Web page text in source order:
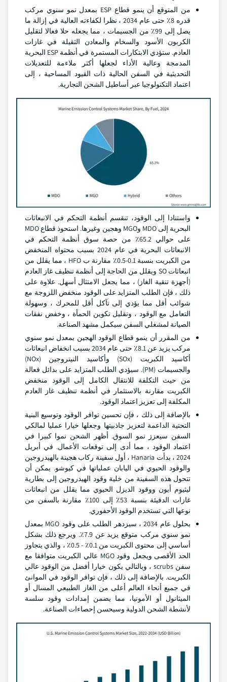
من المتوقع أن ينمو قطاع ESP بمعدل نمو سنوي مركب
قدره 8٪ حتى عام 2034 ، نظرا لكفاءته العالية في إزالة ما
يصل إلى 99٪ من الجسيمات ، مما يجعله حلا فعالا لتقليل
الكربون الأسود والسخام والمعادن الثقيلة في غازات
العادم. ستؤدي الابتكارات المستمرة في أنظمة ESP البحرية
المدمجة وعالية الأداء لجعلها أكثر ملاءمة للتعديلات
التحديثية في السفن الحالية ذات القيود المساحية ، إلى
اعتماد التكنولوجيا عبر أساطيل الشحن التجارية.
واستنادا إلى الوقود، تنقسم أنظمة التحكم في الانبعاثات
البحرية إلى MDO وMGO وهجين وغيرها. استحوذ قطاع MDO
على حوالي 65.2٪ من حصة سوق أنظمة التحكم في
الانبعاثات البحرية في عام 2024 بسبب محتواه المنخفض
من الكبريت بنسبة 0.1-0.5٪ مقارنة ب HFO ، مما يقلل من
انبعاثات SO ويقلل من الحاجة إلى أنظمة تنظيف غاز العادم
(أجهزة تنقية الغاز) ، مما يجعل الامتثال أسهل. علاوة على
ذلك ، فإن الطلب المتزايد على الوقود منخفض اللزوجة مع
شوائب أقل مما يؤدي إلى تآكل أقل للمحرك ، وسهولة
التعامل مع الوقود ، وتقليل تكوين الحمأة ، وخفض نفقات
الصيانة لمشغلي السفن سيكمل مشهد الصناعة.
من المقرر أن ينمو قطاع الوقود الهجين بمعدل نمو سنوي
مركب يزيد عن 8.1٪ حتى عام 2034 بسبب انخفاض انبعاثات
أكاسيد الكبريت (SOx) وأكاسيد النيتروجين (NOx)
والجسيمات (PM). سيؤدي الطلب المتزايد على بدائل فعالة
من حيث التكلفة للانتقال الكامل إلى الوقود منخفض
الكبريت مقارنة بالاستثمار في أنظمة تنظيف غاز العادم
المكلفة إلى تعزيز اعتماد الوقود.
بالإضافة إلى ذلك ، فإن تحسين توافر الوقود وتوسيع البنية
التحتية الداعمة لتعزيز جاذبيتها وجعلها خيارا عمليا لمالكي
السفن سيعزز نمو السوق. أظهر الشحن نموا كبيرا في
اعتماد الوقود ، مما أدى إلى توقعات الأعمال. في أبريل
2024 ، بدأت Hanaria ، أول سفينة ركاب هجينة بالهيدروجين
والوقود الحيوي في اليابان عملياتها في كيوشو. يمكن أن
تتحول هذه السفينة من خلية وقود الهيدروجين إلى بطارية
ليثيوم أيون ووقود الديزل الحيوي مما يقلل من انبعاثات
غازات الدفيئة بنسبة 53٪ إلى 100٪ مقارنة بالسفن من
نوعها التي تستخدم الوقود الأحفوري.
بحلول عام 2034 ، سيزدهر الطلب على وقود MGO بمعدل
نمو سنوي مركب متوقع يزيد عن 7.9٪. ويرجع ذلك بشكل
أساسي إلى محتوى الكبريت من 0.1٪ - 0.5٪ ، والذي يتجاوز
الحد الأقصى ويجعل وقود MGO عالي الكبريت متوافقا مع
سفن scrubs ، وبالتالي يكون خيارا أفضل من الوقود عالي
الكبريت. بالإضافة إلى ذلك ، فإن توافر الوقود في الموانئ
في جميع أنحاء العالم أعلى من الغاز الطبيعي المسال أو
الميثانول أو الأمونيا، مما يضمن إمدادات وقود سلسة
لأنشطة الشحن الدولية وسيحسن إحصاءات الصناعة.